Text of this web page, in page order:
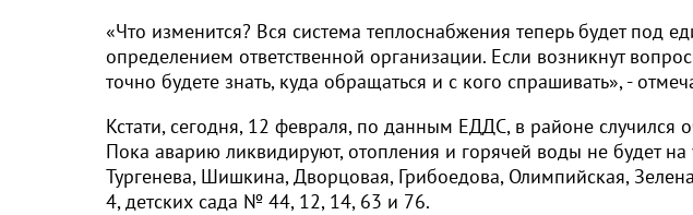
«Что изменится? Вся система теплоснабжения теперь будет под
определением ответственной организации. Если возникнут
точно будете знать, куда обращаться и с кого спрашивать», -
Кстати, сегодня, 12 февраля, по данным ЕДДС, в районе случился
Пока аварию ликвидируют, отопления и горячей воды не будет
Тургенева, Шишкина, Дворцовая, Грибоедова, Олимпийская,
4, детских сада № 44, 12, 14, 63 и 76.